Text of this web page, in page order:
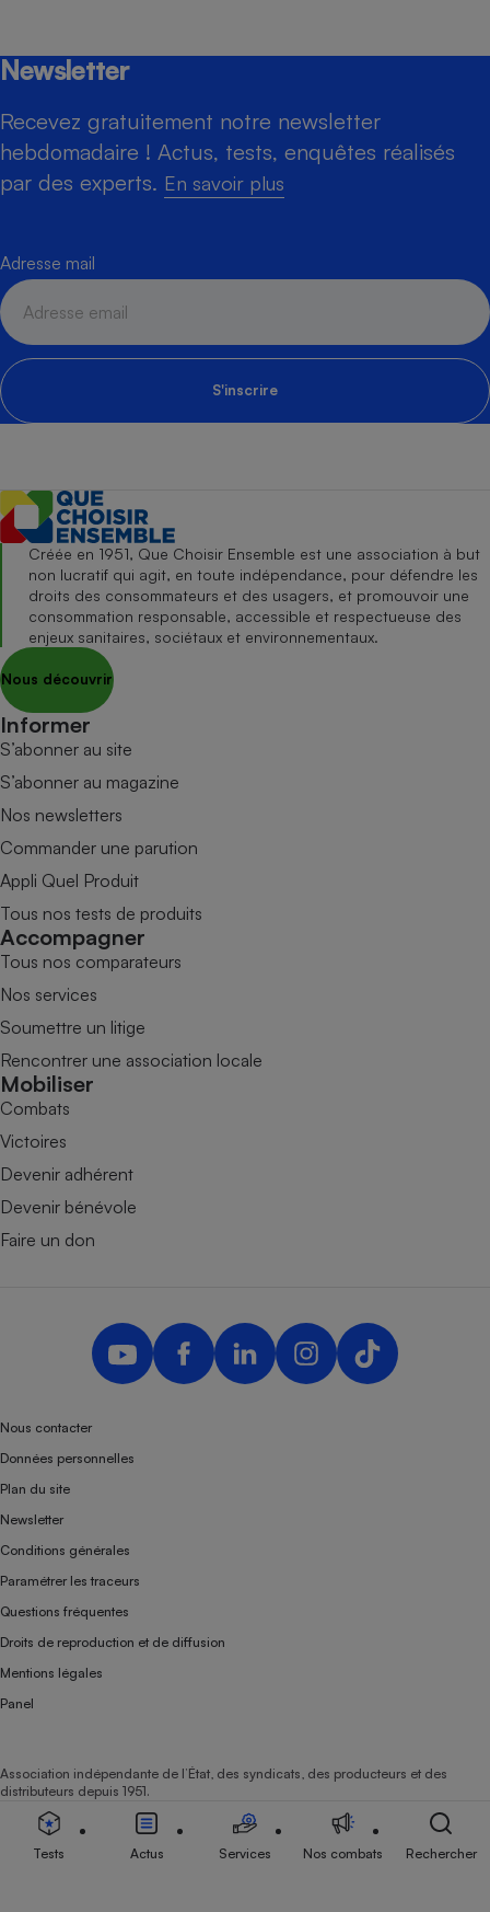
Newsletter
Recevez gratuitement notre newsletter
hebdomadaire ! Actus, tests, enquêtes réalisés
par des experts. En savoir plus
Adresse mail
S'inscrire
Créée en 1951, Que Choisir Ensemble est une association à but
non lucratif qui agit, en toute indépendance, pour défendre les
droits des consommateurs et des usagers, et promouvoir une
consommation responsable, accessible et respectueuse des
enjeux sanitaires, sociétaux et environnementaux.
Nous découvrir
Informer
S’abonner au site
S’abonner au magazine
Nos newsletters
Commander une parution
Appli Quel Produit
Tous nos tests de produits
Accompagner
Tous nos comparateurs
Nos services
Soumettre un litige
Rencontrer une association locale
Mobiliser
Combats
Victoires
Devenir adhérent
Devenir bénévole
Faire un don
Nous contacter
Données personnelles
Plan du site
Newsletter
Conditions générales
Paramétrer les traceurs
Questions fréquentes
Droits de reproduction et de diffusion
Mentions légales
Panel
Association indépendante de l’État, des syndicats, des producteurs et des
distributeurs depuis 1951.
Tests Actus Services Nos combats Rechercher